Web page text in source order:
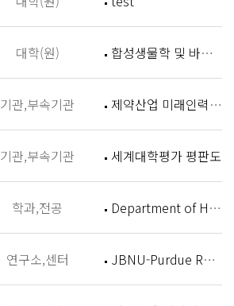
대학(원) 합성생물학 및 바이오신소재개발 연구실 (Synthetic Biology and Biomaterials Lab,SBBL)
기관,부속기관 제약산업 미래인력 양성센터 홈페이지
기관,부속기관 세계대학평가 평판도
학과,전공 Department of History
연구소,센터 JBNU-Purdue Research Institute (JPRI)